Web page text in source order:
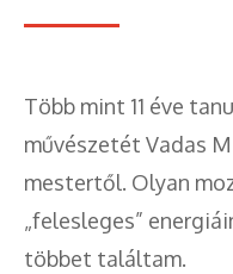
Több mint 11 éve
művészetét Vadas
mestertől. Olyan
„felesleges”
többet találtam.